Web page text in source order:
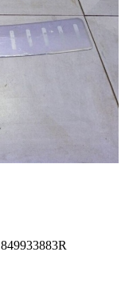
849933883R